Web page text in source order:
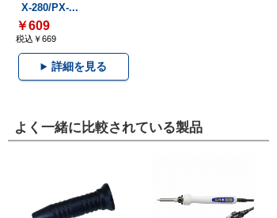
X-280/PX-...
￥609
税込￥669
詳細を見る
よく一緒に比較されている製品